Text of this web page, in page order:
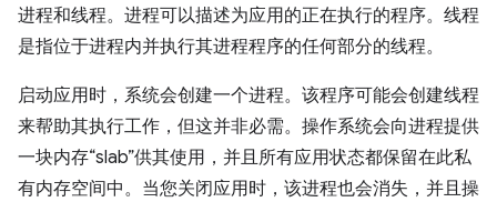
进程和线程。进程可以描述为应用的正在执行的程序。线程
是指位于进程内并执行其进程程序的任何部分的线程。
启动应用时，系统会创建一个进程。该程序可能会创建线程
来帮助其执行工作，但这并非必需。操作系统会向进程提供
一块内存“slab”供其使用，并且所有应用状态都保留在此私
有内存空间中。当您关闭应用时，该进程也会消失，并且操